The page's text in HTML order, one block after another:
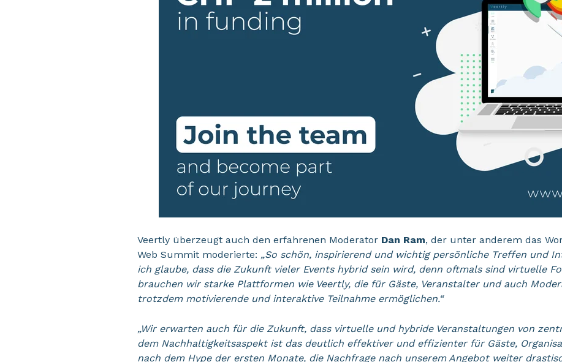
Veertly überzeugt auch den erfahrenen Moderator Dan Ram, der unter anderem das
Web Summit moderierte: „So schön, inspirierend und wichtig persönliche Treffen und
ich glaube, dass die Zukunft vieler Events hybrid sein wird, denn oftmals sind virtuelle
brauchen wir starke Plattformen wie Veertly, die für Gäste, Veranstalter und auch
trotzdem motivierende und interaktive Teilnahme ermöglichen.“
„Wir erwarten auch für die Zukunft, dass virtuelle und hybride Veranstaltungen von
dem Nachhaltigkeitsaspekt ist das deutlich effektiver und effizienter für Gäste,
nach dem Hype der ersten Monate, die Nachfrage nach unserem Angebot weiter